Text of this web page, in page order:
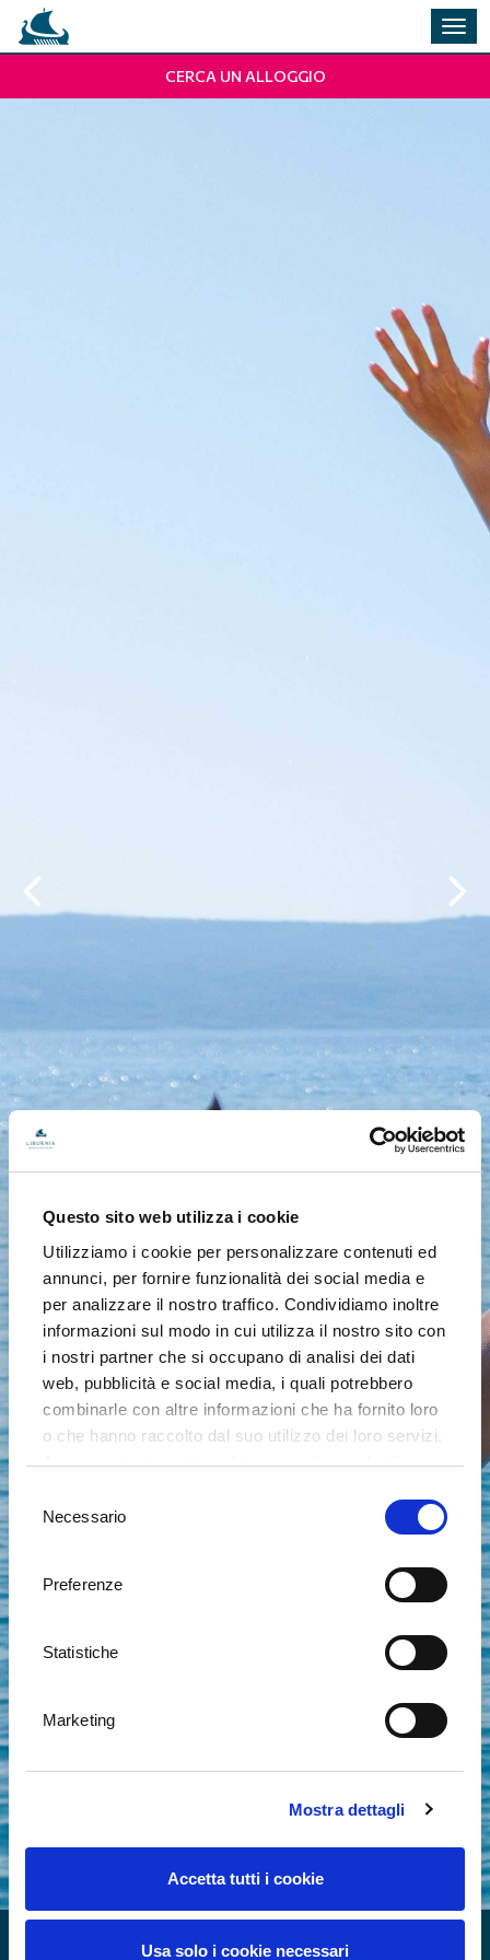
Questo sito web utilizza i cookie
Utilizziamo i cookie per personalizzare contenuti ed
annunci, per fornire funzionalità dei social media e
per analizzare il nostro traffico. Condividiamo inoltre
informazioni sul modo in cui utilizza il nostro sito con
i nostri partner che si occupano di analisi dei dati
web, pubblicità e social media, i quali potrebbero
combinarle con altre informazioni che ha fornito loro
o che hanno raccolto dal suo utilizzo dei loro servizi.
Acconsenta ai nostri cookie se continua ad utilizzare
delNecessario
Preferenze
Statistiche
Marketing
Mostra dettagli
Accetta tutti i cookie
Usa solo i cookie necessari
la
CERCA UN ALLOGGIO
RIVIERA SUMMER VIBES
RITMO FAMILIARE SUL MARE
WELL-BEING MOMENTI
OPATIJA HERITAGE EXPERIENCE
WELLNESS & SPA